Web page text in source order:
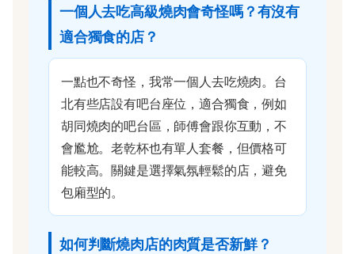
一個人去吃高級燒肉會奇怪嗎？有沒有
適合獨食的店？
一點也不奇怪，我常一個人去吃燒肉。台
北有些店設有吧台座位，適合獨食，例如
胡同燒肉的吧台區，師傅會跟你互動，不
會尷尬。老乾杯也有單人套餐，但價格可
能較高。關鍵是選擇氣氛輕鬆的店，避免
包廂型的。
如何判斷燒肉店的肉質是否新鮮？